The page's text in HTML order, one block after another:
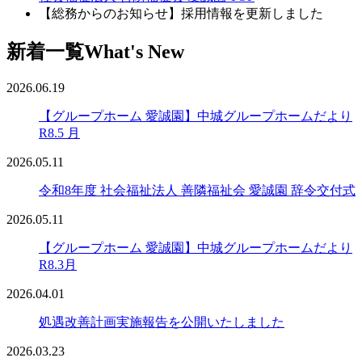
【総務からのお知らせ】採用情報を更新しました
新着一覧What's New
2026.06.19
【グループホーム 愛誠園】中城グループホームだより
R8.5 月
2026.05.11
令和8年度 社会福祉法人 善隣福祉会 愛誠園 辞令交付式
2026.05.11
【グループホーム 愛誠園】中城グループホームだより
R8.3月
2026.04.01
処遇改善計画実施報告を公開いたしました
2026.03.23